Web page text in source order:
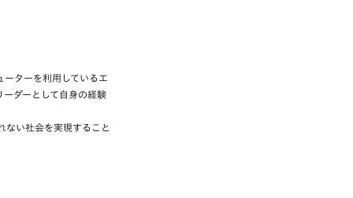
ターを利用しているエ
ダーとして自身の経験
ない社会を実現すること